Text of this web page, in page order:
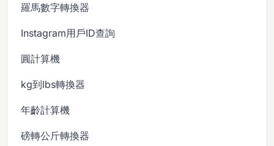
羅馬數字轉換器
Instagram用戶ID查詢
圓計算機
kg到lbs轉換器
年齡計算機
磅轉公斤轉換器